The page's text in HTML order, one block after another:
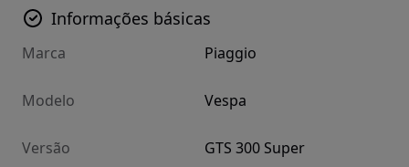
Informações básicas
Marca Piaggio
Modelo Vespa
Versão GTS 300 Super